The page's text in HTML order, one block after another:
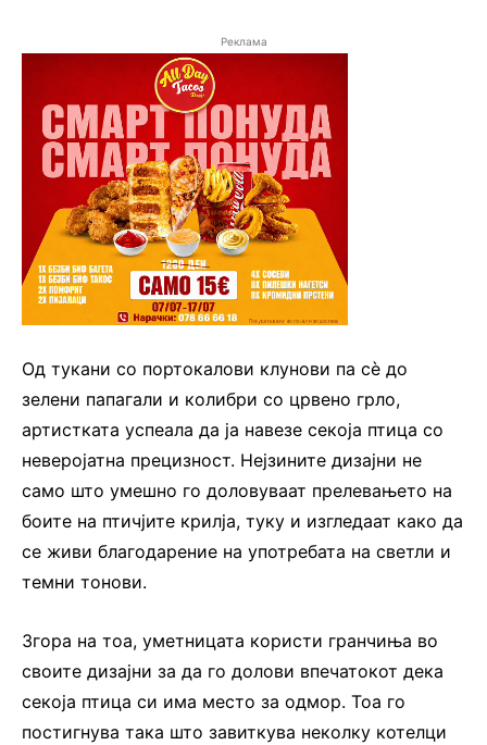
Реклама
Од тукани со портокалови клунови па сè до
зелени папагали и колибри со црвено грло,
артистката успеала да ја навезе секоја птица со
неверојатна прецизност. Нејзините дизајни не
само што умешно го доловуваат прелевањето на
боите на птичјите крилја, туку и изгледаат како да
се живи благодарение на употребата на светли и
темни тонови.
Згора на тоа, уметницата користи гранчиња во
своите дизајни за да го долови впечатокот дека
секоја птица си има место за одмор. Тоа го
постигнува така што завиткува неколку котелци